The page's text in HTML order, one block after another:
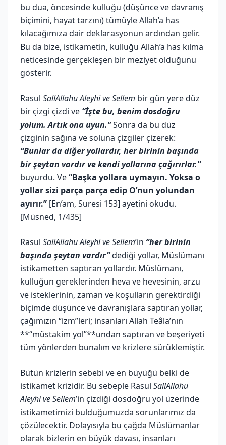
bu dua, öncesinde kulluğu (düşünce ve davranış
biçimini, hayat tarzını) tümüyle Allah’a has
kılacağımıza dair deklarasyonun ardından gelir.
Bu da bize, istikametin, kulluğu Allah’a has kılma
neticesinde gerçekleşen bir meziyet olduğunu
gösterir.
Rasul SallAllahu Aleyhi ve Sellem bir gün yere düz
bir çizgi çizdi ve “İşte bu, benim dosdoğru
yolum. Artık ona uyun.”Sonra da bu düz
çizginin sağına ve soluna çizgiler çizerek:
“Bunlar da diğer yollardır, her birinin başında
bir şeytan vardır ve kendi yollarına çağırırlar.”
buyurdu. Ve“Başka yollara uymayın. Yoksa o
yollar sizi parça parça edip O’nun yolundan
ayırır.” [En’am, Suresi 153] ayetini okudu.
[Müsned, 1/435]
Rasul SallAllahu Aleyhi ve Sellem’in “her birinin
başında şeytan vardır”dediği yollar, Müslümanı
istikametten saptıran yollardır. Müslümanı,
kulluğun gereklerinden heva ve hevesinin, arzu
ve isteklerinin, zaman ve koşulların gerektirdiği
biçimde düşünce ve davranışlara saptıran yollar,
çağımızın “izm”leri; insanları Allah Teâla’nın
**“müstakim yol”**undan saptıran ve beşeriyeti
tüm yönlerden bunalım ve krizlere sürüklemiştir.
Bütün krizlerin sebebi ve en büyüğü belki de
istikamet krizidir. Bu sebeple Rasul SallAllahu
Aleyhi ve Sellem’in çizdiği dosdoğru yol üzerinde
istikametimizi bulduğumuzda sorunlarımız da
çözülecektir. Dolayısıyla bu çağda Müslümanlar
olarak bizlerin en büyük davası, insanları